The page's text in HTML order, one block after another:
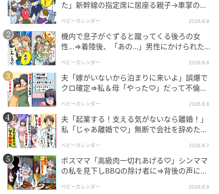
エキサイトニュース
エキサイトニュース
た」新幹線の指定席に居座る親子→車掌の注
ベビーカレンダー 2026.8.8
機内で息子がぐずると蹴ってくる後ろの女
性…⇒着陸後、「あの…」男性にかけられた驚
ベビーカレンダー 2026.8.8
夫「嫁がいないから泊まりに来いよ」誤爆で
クロ確定⇒私＆母「やった♡」だって不倫相
ベビーカレンダー 2026.8.8
夫「起業する！支える気がないなら離婚！」
私「じゃあ離婚で♡」無断で会社を辞めた元
ベビーカレンダー 2026.8.7
ボスママ「高級肉一切れあげる♡」シンママ
の私を見下しBBQの除け者に⇒背後の声に突
ベビーカレンダー 2026.8.8